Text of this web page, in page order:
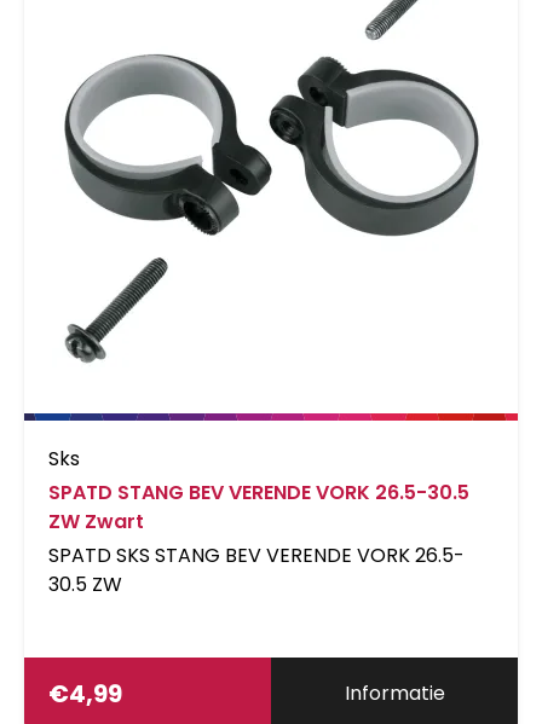
Sks
SPATD STANG BEV VERENDE VORK 26.5-30.5
ZW Zwart
SPATD SKS STANG BEV VERENDE VORK 26.5-
30.5 ZW
€4,99 Informatie